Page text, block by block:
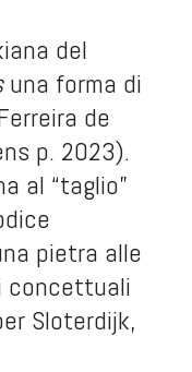
del
una forma di
de
p. 2023).
al “taglio”
pietra alle
concettuali
Sloterdijk,